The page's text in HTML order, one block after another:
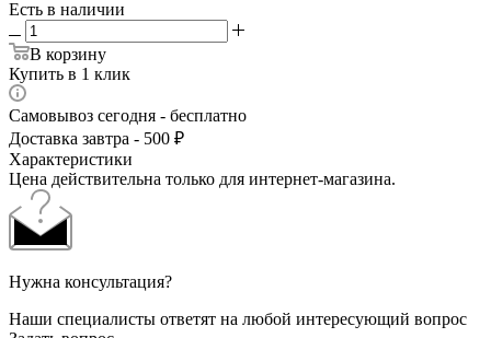
Есть в наличии
В корзину
Купить в 1 клик
Самовывоз сегодня - бесплатно
Доставка завтра - 500 ₽
Характеристики
Цена действительна только для интернет-магазина.
Нужна консультация?
Наши специалисты ответят на любой интересующий вопрос